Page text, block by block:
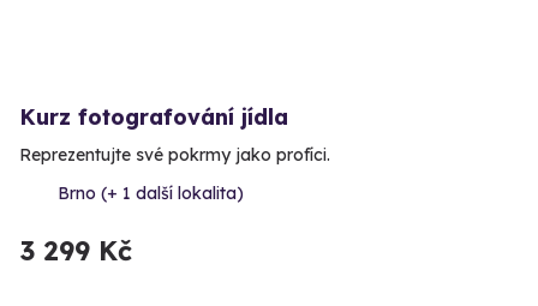
Kurz fotografování jídla
Reprezentujte své pokrmy jako profíci.
Brno (+ 1 další lokalita)
3 299 Kč